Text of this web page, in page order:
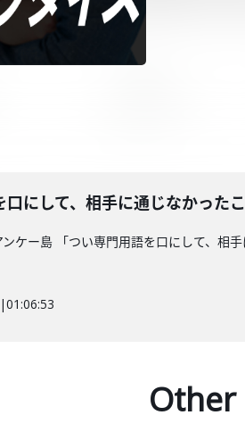
口にして、相手に通じなかった
ンケー島 「つい専門用語を口にして、
|01:06:53
Other